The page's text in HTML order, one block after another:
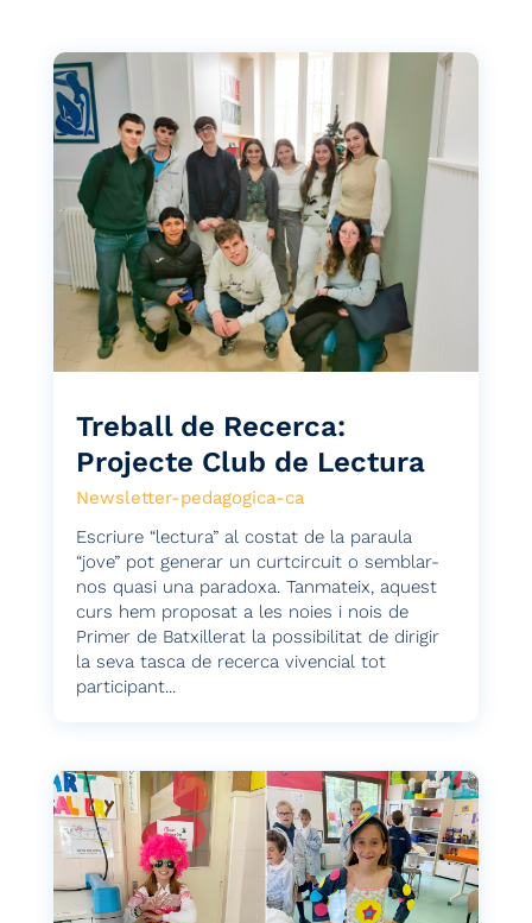
Treball de Recerca:
Projecte Club de Lectura
Newsletter-pedagogica-ca
Escriure “lectura” al costat de la paraula
“jove” pot generar un curtcircuit o semblar-
nos quasi una paradoxa. Tanmateix, aquest
curs hem proposat a les noies i nois de
Primer de Batxillerat la possibilitat de dirigir
la seva tasca de recerca vivencial tot
participant...